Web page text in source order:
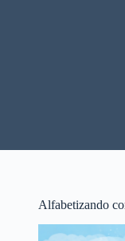
Alfabetizando